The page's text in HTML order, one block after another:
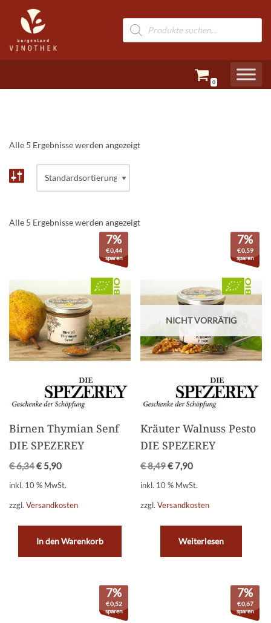
Zum
Inhalt
springen
0
Alle 5 Ergebnisse werden angezeigt
Alle 5 Ergebnisse werden angezeigt
7%
€0,44
sparen
Birnen Thymian Senf
DIE SPEZEREY
€6,34€ 5,90
inkl. 10 % MwSt.
zzgl. Versandkosten
In den Warenkorb
NICHT VORRÄTIG
7%
€0,59
sparen
Kräuter Walnuss Pesto
DIE SPEZEREY
€8,49€ 7,90
inkl. 10 % MwSt.
zzgl.Versandkosten
Weiterlesen
7%
€0,52
sparen
7%
€0,67
sparen